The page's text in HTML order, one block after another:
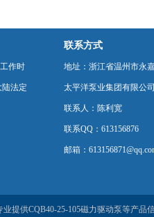
作时
法定
联系方式
地址：浙江省温州市永
太平洋泵业集团有限公
联系人：陈利宽
联系QQ：613156876
邮箱：
提供CQB40-25-105磁力驱动泵等产品